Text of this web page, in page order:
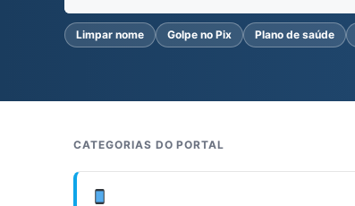
Limpar nome Golpe no Pix Plano de saúde
CATEGORIAS DO PORTAL